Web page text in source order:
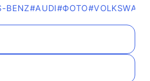
BENZ#AUDI#ФОТО